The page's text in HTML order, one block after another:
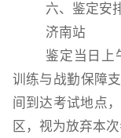
六、鉴定安
济南站
鉴定当日上
训练与战勤保障
间到达考试地点
区，视为放弃本次